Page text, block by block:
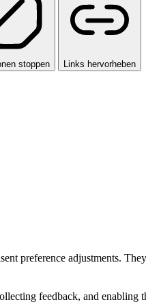
stoppen
Links hervorheben
preference adjustments.
feedback, and enabling